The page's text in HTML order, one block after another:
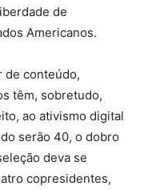
de
Americanos.
de conteúdo,
têm, sobretudo,
ao ativismo digital
serão 40, o dobro
deva se
copresidentes,